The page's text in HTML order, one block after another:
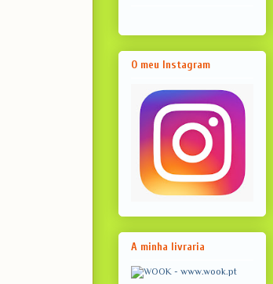
O meu Instagram
A minha livraria